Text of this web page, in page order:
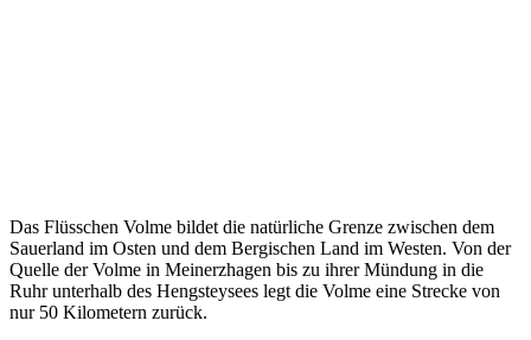
Das Flüsschen Volme bildet die natürliche Grenze zwischen dem
Sauerland im Osten und dem Bergischen Land im Westen. Von der
Quelle der Volme in Meinerzhagen bis zu ihrer Mündung in die
Ruhr unterhalb des Hengsteysees legt die Volme eine Strecke von
nur 50 Kilometern zurück.